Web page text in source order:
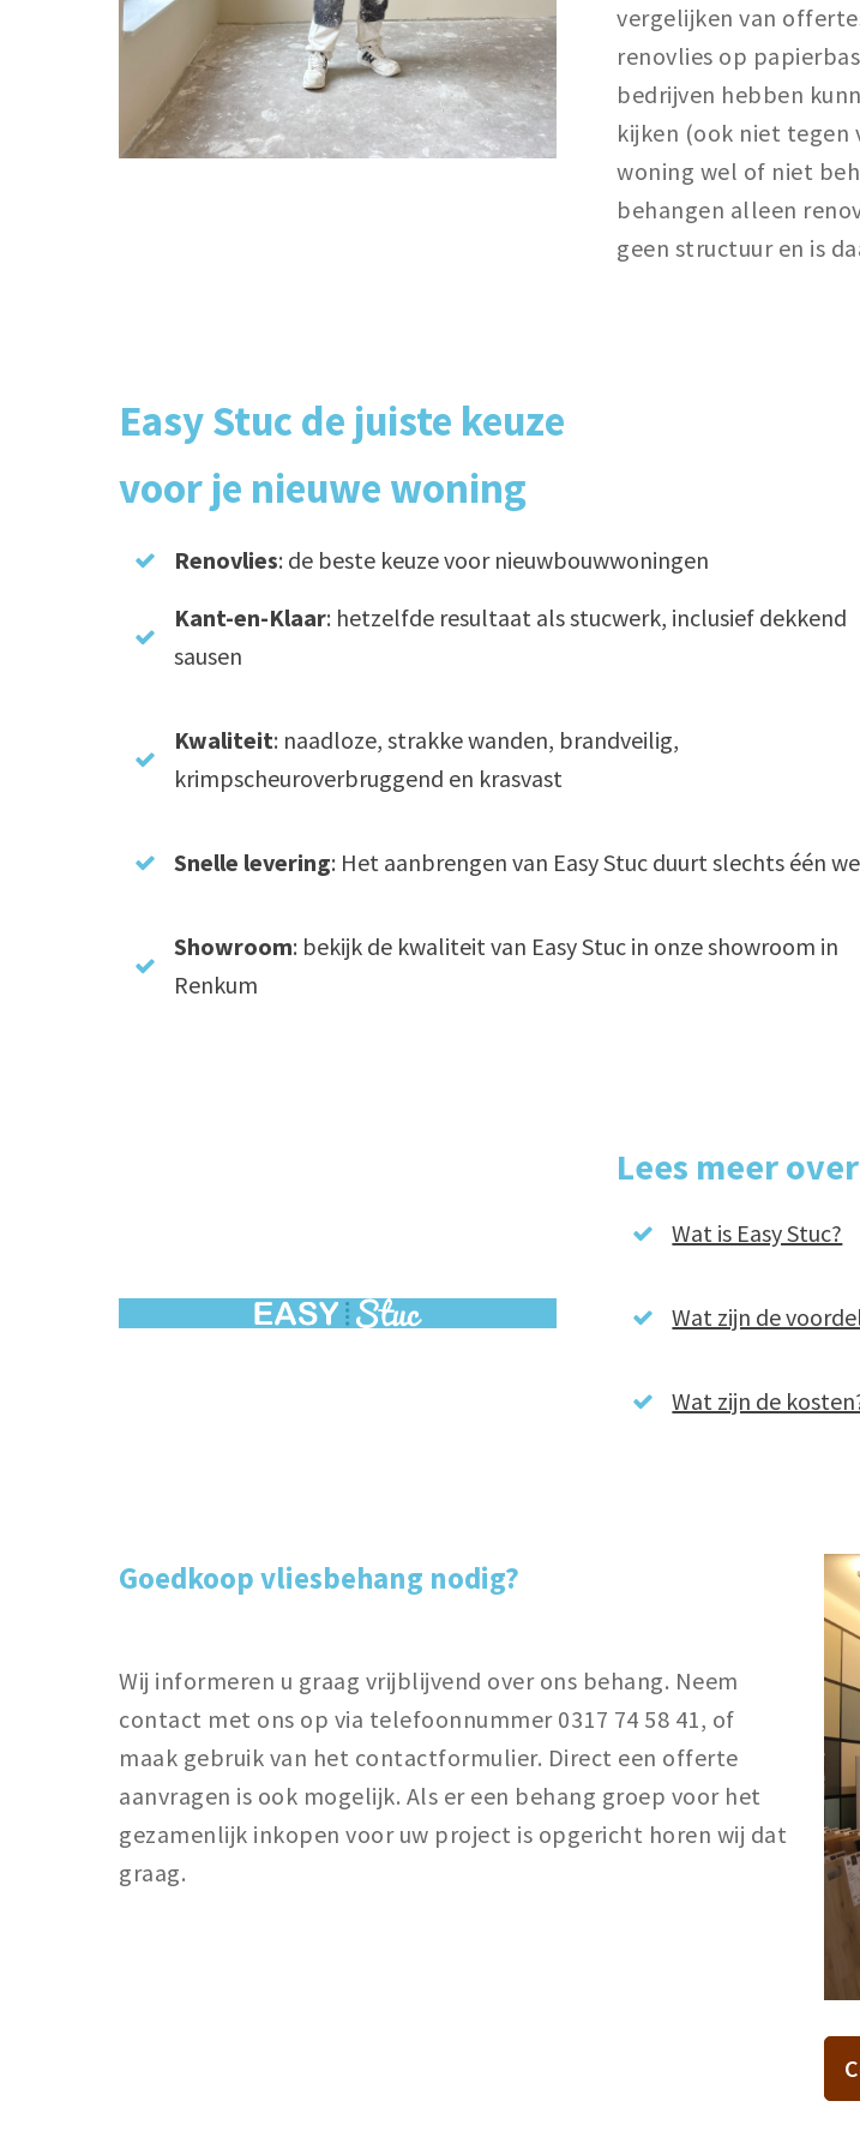
vergelijken van
renovlies op
bedrijven hebben
kijken (ook niet tegen
woning wel of niet
behangen alleen
geen structuur en is
Easy Stuc de juiste keuze
voor je nieuwe woning
Renovlies: de beste keuze voor nieuwbouwwoningen
Kant-en-Klaar: hetzelfde resultaat als stucwerk, inclusief dekkend
sausen
Kwaliteit: naadloze, strakke wanden, brandveilig,
krimpscheuroverbruggend en krasvast
Snelle levering: Het aanbrengen van Easy Stuc duurt slechts één
Showroom: bekijk de kwaliteit van Easy Stuc in onze showroom in
Renkum
Lees meer
Wat is Easy Stuc?
Wat zijn de
Wat zijn de
Goedkoop vliesbehang nodig?
Wij informeren u graag vrijblijvend over ons behang. Neem
contact met ons op via telefoonnummer 0317 74 58 41, of
maak gebruik van het contactformulier. Direct een offerte
aanvragen is ook mogelijk. Als er een behang groep voor het
gezamenlijk inkopen voor uw project is opgericht horen wij dat
graag.